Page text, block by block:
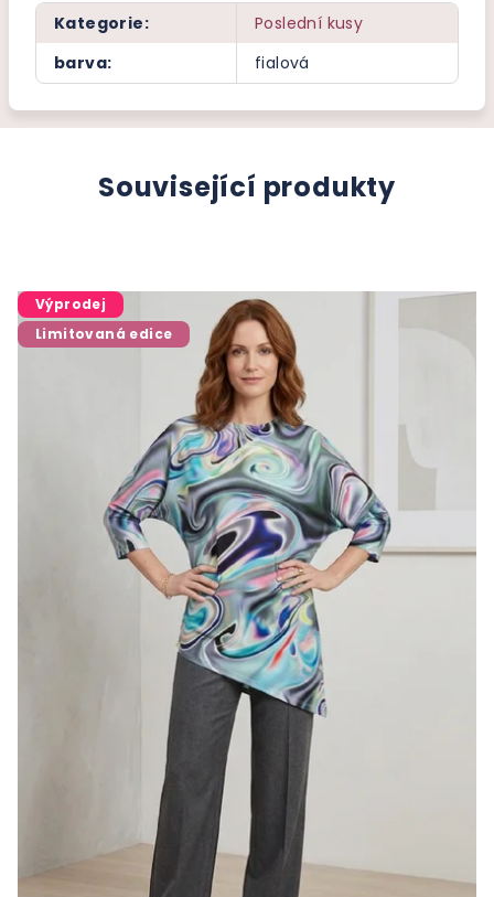
Kategorie:
Poslední kusy
barva: fialová
Související produkty
Výprodej
Limitovaná edice